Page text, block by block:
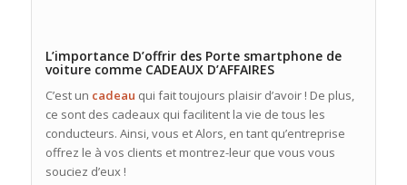
L’importance D’offrir des Porte smartphone de
voiture comme CADEAUX D’AFFAIRES
C’est un cadeau qui fait toujours plaisir d’avoir ! De plus,
ce sont des cadeaux qui facilitent la vie de tous les
conducteurs. Ainsi, vous et Alors, en tant qu’entreprise
offrez le à vos clients et montrez-leur que vous vous
souciez d’eux !